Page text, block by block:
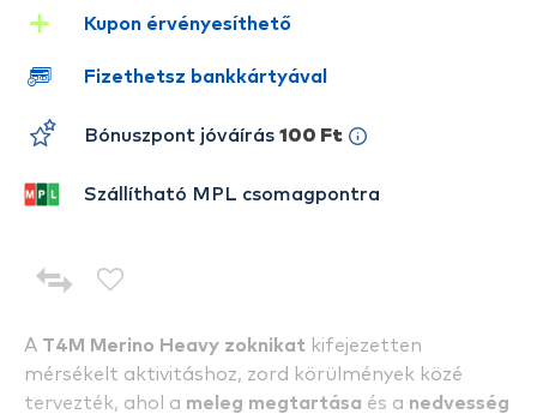
A T4M Merino Heavy zoknikat kifejezetten
mérsékelt aktivitáshoz, zord körülmények közé
tervezték, ahol a meleg megtartása és a nedvesség
Kupon érvényesíthető
Fizethetsz bankkártyával
Bónuszpont jóváírás 100 Ft
Szállítható MPL csomagpontra